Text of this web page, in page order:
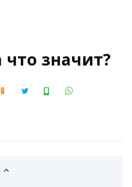
значит?